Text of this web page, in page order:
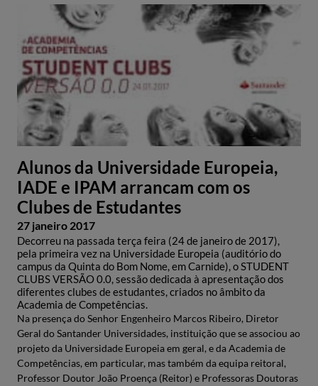
Alunos da Universidade Europeia,
IADE e IPAM arrancam com os
Clubes de Estudantes
27 janeiro 2017
Decorreu na passada terça feira (24 de janeiro de 2017),
pela primeira vez na Universidade Europeia (auditório do
campus da Quinta do Bom Nome, em Carnide), o STUDENT
CLUBS VERSÃO 0.0, sessão dedicada à apresentação dos
diferentes clubes de estudantes, criados no âmbito da
Academia de Competências.
Na presença do Senhor Engenheiro Marcos Ribeiro, Diretor
Geral do Santander Universidades, instituição que se associou ao
projeto da Universidade Europeia em geral, e da Academia de
Competências, em particular, mas também da equipa reitoral,
Professor Doutor João Proença (Reitor) e Professoras Doutoras